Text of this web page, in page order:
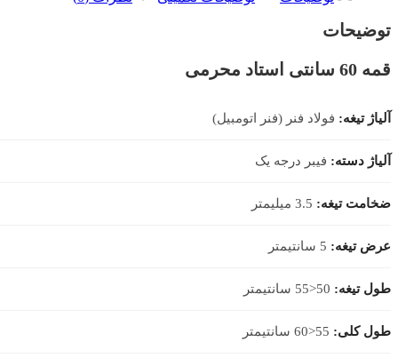
توضیحات
قمه 60 سانتی استاد محرمی
آلیاژ تیغه: فولاد فنر (فنر اتومبیل)
آلیاژ دسته: فیبر درجه یک
ضخامت تیغه: 3.5 میلیمتر
عرض تیغه:
طول تیغه: 50<55 سانتیمتر
طول کلی: